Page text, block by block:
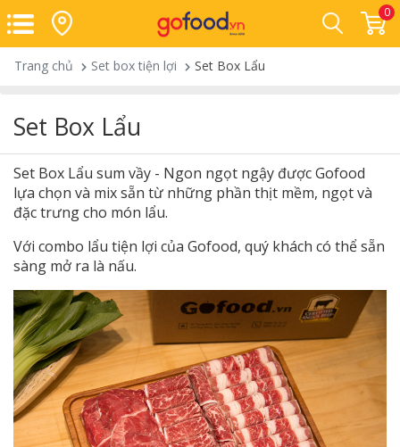
0
Trang chủ Set box tiện lợi Set Box Lẩu
Set Box Lẩu
Set Box Lẩu sum vầy - Ngon ngọt ngậy được Gofood
lựa chọn và mix sẵn từ những phần thịt mềm, ngọt và
đặc trưng cho món lẩu.
Với combo lẩu tiện lợi của Gofood, quý khách có thể sẵn
sàng mở ra là nấu.